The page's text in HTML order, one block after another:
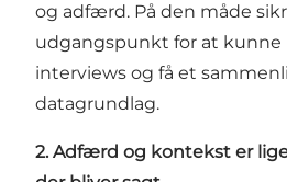
og adfærd. På den måde
udgangspunkt for at kunne
interviews og få et
datagrundlag.
2. Adfærd og kontekst er